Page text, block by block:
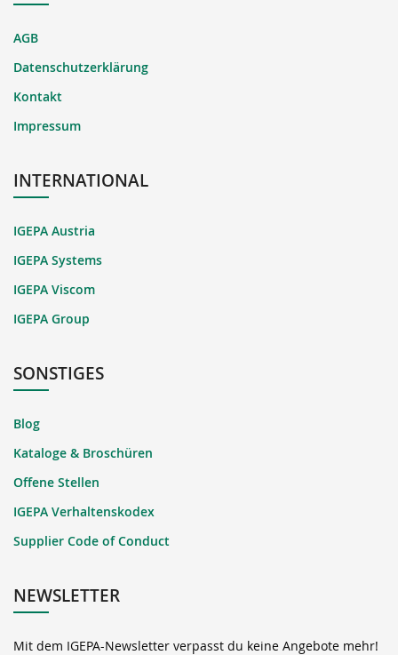
AGB
Datenschutzerklärung
Kontakt
Impressum
INTERNATIONAL
IGEPA Austria
IGEPA Systems
IGEPA Viscom
IGEPA Group
SONSTIGES
Blog
Kataloge & Broschüren
Offene Stellen
IGEPA Verhaltenskodex
Supplier Code of Conduct
NEWSLETTER
Mit dem IGEPA-Newsletter verpasst du keine Angebote mehr!